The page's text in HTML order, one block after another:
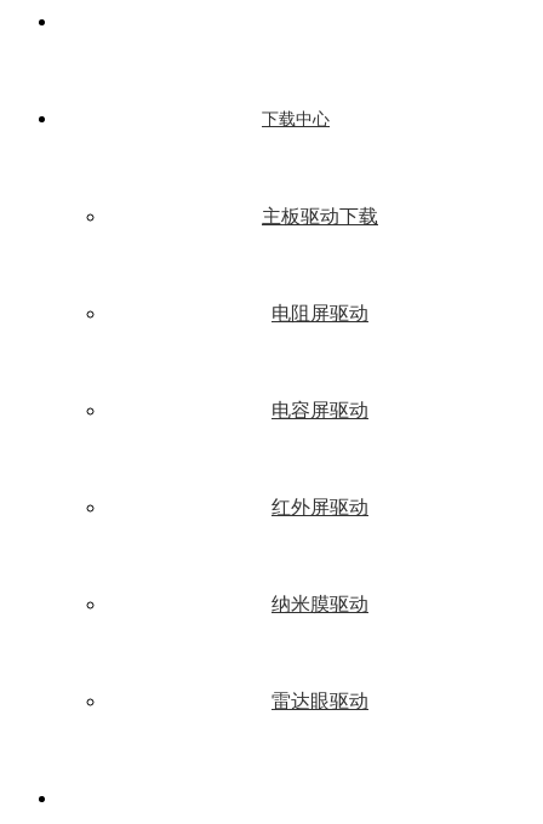
下载中心
主板驱动下载
电阻屏驱动
电容屏驱动
红外屏驱动
纳米膜驱动
雷达眼驱动